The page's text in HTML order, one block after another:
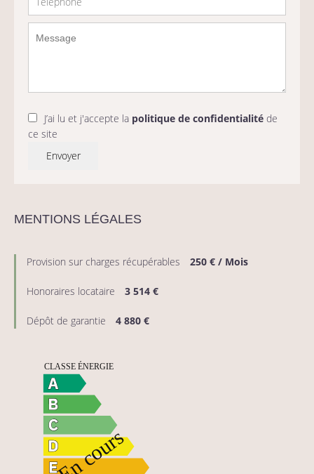
J’ai lu et j'accepte la politique de confidentialité de
ce site
Envoyer
MENTIONS LÉGALES
Provision sur charges récupérables 250 € / Mois
Honoraires locataire 3 514 €
Dépôt de garantie 4 880 €